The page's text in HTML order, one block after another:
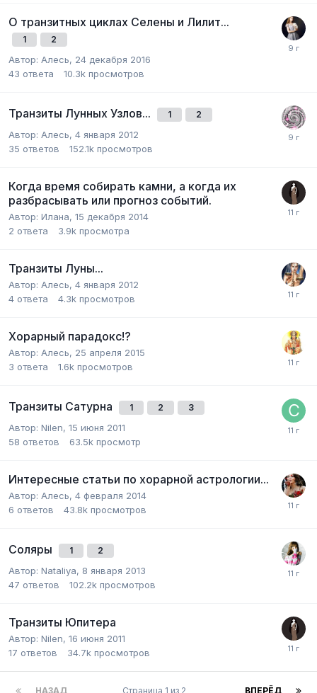
О транзитных циклах Селены и Лилит...
1 2
Автор: Алесь, 24 декабря 2016
43 ответа 10.3k просмотров
Транзиты Лунных Узлов... 1 2
Автор: Алесь, 4 января 2012
35 ответов 152.1k просмотров
Когда время собирать камни, а когда их
разбрасывать или прогноз событий.
Автор: Илана, 15 декабря 2014
2 ответа 3.9k просмотра
Транзиты Луны...
Автор: Алесь, 4 января 2012
4 ответа 4.3k просмотров
Хорарный парадокс!?
Автор: Алесь, 25 апреля 2015
3 ответа 1.6k просмотров
Транзиты Сатурна 1 2 3
Автор: Nilen, 15 июня 2011
58 ответов 63.5k просмотр
Интересные статьи по хорарной астрологии...
Автор: Алесь, 4 февраля 2014
6 ответов 43.8k просмотров
Соляры 1 2
Автор: Nataliya, 8 января 2013
47 ответов 102.2k просмотров
Транзиты Юпитера
Автор: Nilen, 16 июня 2011
17 ответов 34.7k просмотров
НАЗАД ВПЕРЁД
Страница 1 из 2